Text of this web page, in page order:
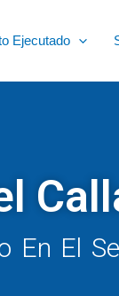
Ejecutado
En El